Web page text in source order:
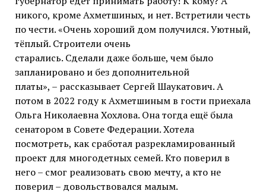
никого, кроме Ахметшиных, и нет. Встретили честь
по чести. «Очень хороший дом получился. Уютный,
тёплый. Строители очень
старались. Сделали даже больше, чем было
запланировано и без дополнительной
платы», – рассказывает Сергей Шаукатович. А
потом в 2022 году к Ахметшиным в гости приехала
Ольга Николаевна Хохлова. Она тогда ещё была
сенатором в Совете Федерации. Хотела
посмотреть, как сработал разрекламированный
проект для многодетных семей. Кто поверил в
него – смог реализовать свою мечту, а кто не
поверил – довольствовался малым.